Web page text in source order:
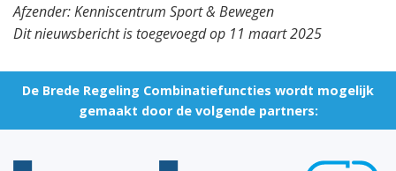
Afzender: Kenniscentrum Sport & Bewegen
Dit nieuwsbericht is toegevoegd op 11 maart 2025
De Brede Regeling Combinatiefuncties wordt mogelijk
gemaakt door de volgende partners: